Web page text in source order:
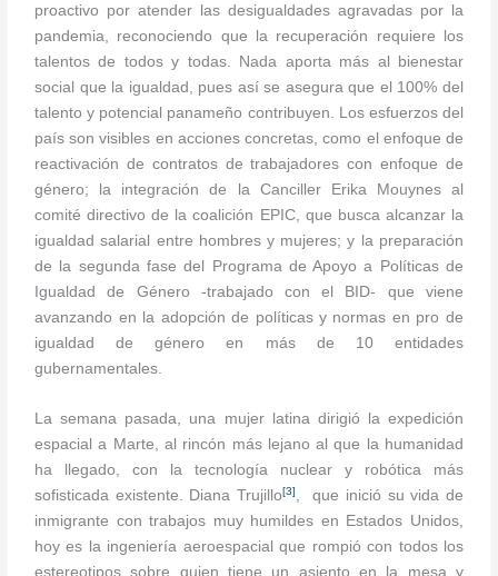
proactivo por atender las desigualdades agravadas por la
pandemia, reconociendo que la recuperación requiere los
talentos de todos y todas. Nada aporta más al bienestar
social que la igualdad, pues así se asegura que el 100% del
talento y potencial panameño contribuyen. Los esfuerzos del
país son visibles en acciones concretas, como el enfoque de
reactivación de contratos de trabajadores con enfoque de
género; la integración de la Canciller Erika Mouynes al
comité directivo de la coalición EPIC, que busca alcanzar la
igualdad salarial entre hombres y mujeres; y la preparación
de la segunda fase del Programa de Apoyo a Políticas de
Igualdad de Género -trabajado con el BID- que viene
avanzando en la adopción de políticas y normas en pro de
igualdad de género en más de 10 entidades
gubernamentales.
La semana pasada, una mujer latina dirigió la expedición
espacial a Marte, al rincón más lejano al que la humanidad
ha llegado, con la tecnología nuclear y robótica más
sofisticada existente. Diana Trujillo[3], que inició su vida de
inmigrante con trabajos muy humildes en Estados Unidos,
hoy es la ingeniería aeroespacial que rompió con todos los
estereotipos sobre quien tiene un asiento en la mesa y